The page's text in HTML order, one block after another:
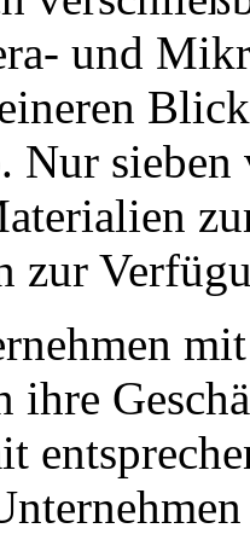
und
Nur
zur
ihre